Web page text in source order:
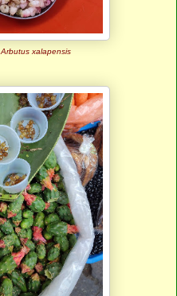
Arbutus xalapensis